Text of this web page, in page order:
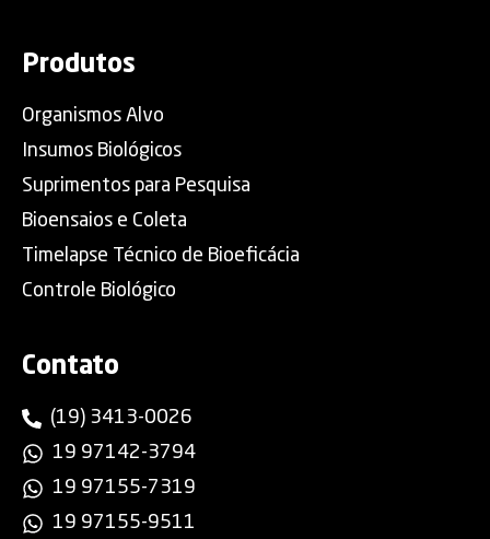
Produtos
Organismos Alvo
Insumos Biológicos
Suprimentos para Pesquisa
Bioensaios e Coleta
Timelapse Técnico de Bioeficácia
Controle Biológico
Contato
(19) 3413-0026
19 97142-3794
19 97155-7319
19 97155-9511